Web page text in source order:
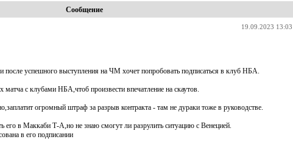
Сообщение
19.09.2023 13:03
после успешного выступления на ЧМ хочет попробовать подписаться в клуб НБА.
матча с клубами НБА,чтоб произвести впечатление на скаутов.
огромный штраф за разрыв контракта - там не дураки тоже в руководстве.
его в Маккаби Т-А,но не знаю смогут ли разрулить ситуацию с Венецией.
в его подписании